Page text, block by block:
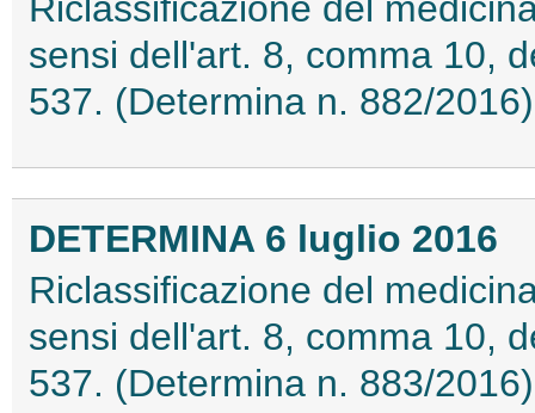
sensi dell'art. 8, comma 10,
537. (Determina n. 882/
DETERMINA 6 luglio 2016
Riclassificazione del
sensi dell'art. 8, comma 10,
537. (Determina n. 883/